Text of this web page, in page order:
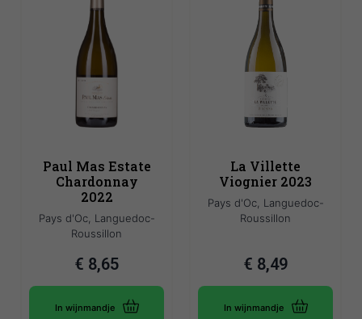
Paul Mas Estate
Chardonnay
2022
Pays d'Oc, Languedoc-
Roussillon
€ 8,65
In wijnmandje
La Villette
Viognier 2023
Pays d'Oc, Languedoc-
Roussillon
€ 8,49
In wijnmandje